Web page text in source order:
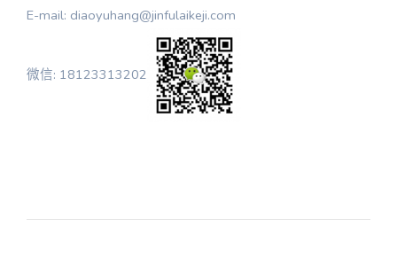
E-mail: diaoyuhang@jinfulaikeji.com
微信: 18123313202